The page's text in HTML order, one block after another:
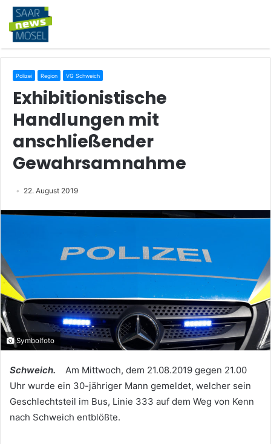
Polizei Region VG Schweich
Exhibitionistische
Handlungen mit
anschließender
Gewahrsamnahme
22. August 2019
Symbolfoto
Schweich. Am Mittwoch, dem 21.08.2019 gegen 21.00
Uhr wurde ein 30-jähriger Mann gemeldet, welcher sein
Geschlechtsteil im Bus, Linie 333 auf dem Weg von Kenn
nach Schweich entblößte.